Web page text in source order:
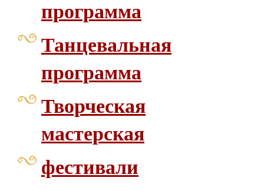
программа
Танцевальная
программа
Творческая
мастерская
фестивали